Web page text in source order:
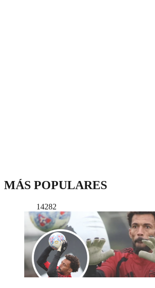
MÁS POPULARES
14282